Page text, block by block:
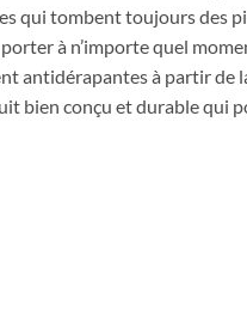
qui tombent toujours des
à n’importe quel
antidérapantes à partir de
bien conçu et durable qui